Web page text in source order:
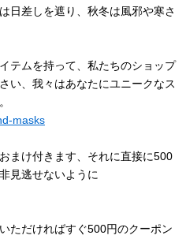
日差しを遮り、秋冬は風邪や寒さ
テムを持って、私たちのショップ
い、我々はあなたにユニークなス
masks
まけ付きます、それに直接に500
見逃せないように
だければすぐ500円のクーポン